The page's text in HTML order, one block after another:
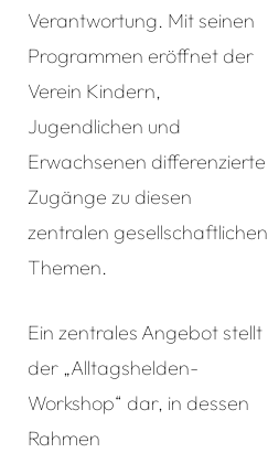
Verantwortung. Mit seinen
Programmen eröffnet der
Verein Kindern,
Jugendlichen und
Erwachsenen differenzierte
Zugänge zu diesen
zentralen gesellschaftlichen
Themen.
Ein zentrales Angebot stellt
der „Alltagshelden-
Workshop“ dar, in dessen
Rahmen